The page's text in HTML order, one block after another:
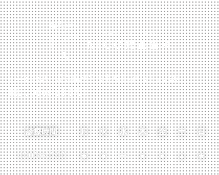
〒448-0816 愛知県刈谷市半城土西町2丁目1-26
TEL：0566-68-5721
診療時間 月 火 水 木 金 土 日
10:00〜13:00 ★ ● ー ● ● ▲ ★